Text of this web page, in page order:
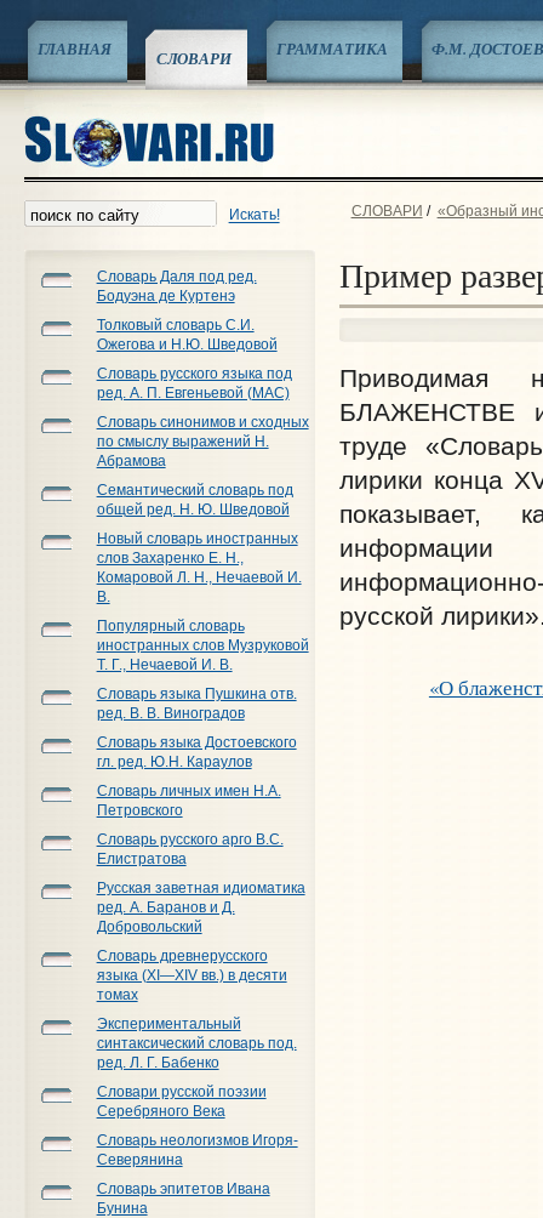
ГЛАВНАЯ СЛОВАРИ ГРАММАТИКА Ф.М.
Искать!
Словарь Даля под ред.
Бодуэна де Куртенэ
Толковый словарь С.И.
Ожегова и Н.Ю. Шведовой
Словарь русского языка под
ред. А. П. Евгеньевой (МАС)
Словарь синонимов и сходных
по смыслу выражений Н.
Абрамова
Семантический словарь под
общей ред. Н. Ю. Шведовой
Новый словарь иностранных
слов Захаренко Е. Н.,
Комаровой Л. Н., Нечаевой И.
В.
Популярный словарь
иностранных слов Музруковой
Т. Г., Нечаевой И. В.
Словарь языка Пушкина отв.
ред. В. В. Виноградов
Словарь языка Достоевского
гл. ред. Ю.Н. Караулов
Словарь личных имен Н.А.
Петровского
Словарь русского арго В.С.
Елистратова
Русская заветная идиоматика
ред. А. Баранов и Д.
Добровольский
Словарь древнерусского
языка (XI—XIV вв.) в десяти
томах
Экспериментальный
синтаксический словарь под.
ред. Л. Г. Бабенко
Словари русской поэзии
Серебряного Века
Словарь неологизмов Игоря-
Северянина
Словарь эпитетов Ивана
Бунина
СЛОВАРИ / «Образный
Пример
БЛАЖЕНСТВЕ
труде
лирики конца
показывает,
информации
русской
«О